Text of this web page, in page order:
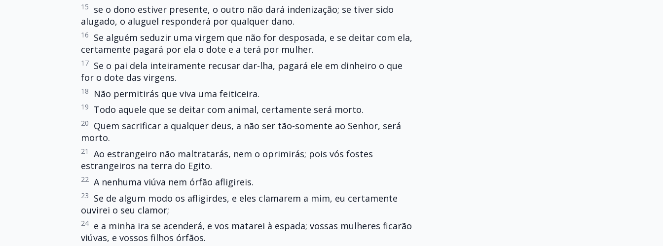
15
se o dono estiver presente, o outro não dará indenização; se tiver sido
alugado, o aluguel responderá por qualquer dano.
16
Se alguém seduzir uma virgem que não for desposada, e se deitar com ela,
certamente pagará por ela o dote e a terá por mulher.
17 Se o pai dela inteiramente recusar dar-lha, pagará ele em dinheiro o que
for o dote das virgens.
18 Não permitirás que viva uma feiticeira.
19 Todo aquele que se deitar com animal, certamente será morto.
20
Quem sacrificar a qualquer deus, a não ser tão-somente ao Senhor, será
morto.
21
Ao estrangeiro não maltratarás, nem o oprimirás; pois vós fostes
estrangeiros na terra do Egito.
22 A nenhuma viúva nem órfão afligireis.
23
Se de algum modo os afligirdes, e eles clamarem a mim, eu certamente
ouvirei o seu clamor;
24 e a minha ira se acenderá, e vos matarei à espada; vossas mulheres ficarão
viúvas, e vossos filhos órfãos.